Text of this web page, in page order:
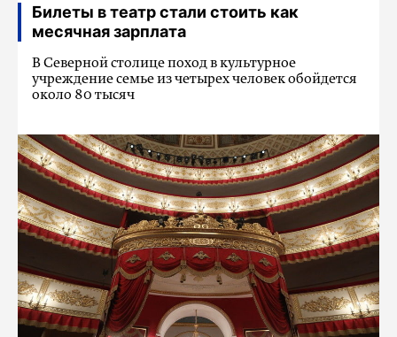
Билеты в театр стали стоить как
месячная зарплата
В Северной столице поход в культурное
учреждение семье из четырех человек обойдется
около 80 тысяч